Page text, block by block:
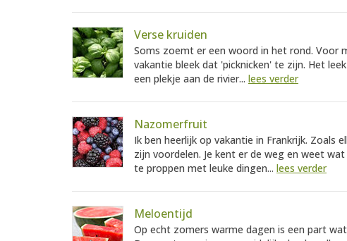
Verse kruiden
Soms zoemt er een woord in het rond. Voor
vakantie bleek dat 'picknicken' te zijn. Het
een plekje aan de rivier... lees verder
Nazomerfruit
Ik ben heerlijk op vakantie in Frankrijk.
zijn voordelen. Je kent er de weg en weet
te proppen met leuke dingen... lees verder
Meloentijd
Op echt zomers warme dagen is een part